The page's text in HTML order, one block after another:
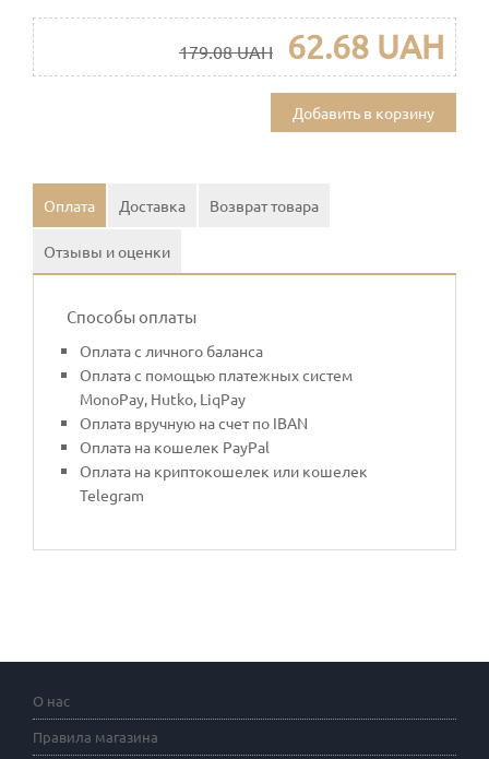
179.08 UAH 62.68 UAH
Добавить в корзину
Оплата Доставка Возврат товара
Отзывы и оценки
Способы оплаты
Оплата с личного баланса
Оплата с помощью платежных систем
MonoPay, Hutko, LiqPay
Оплата вручную на счет по IBAN
Оплата на кошелек PayPal
Оплата на криптокошелек или кошелек
Telegram
О нас
Правила магазина